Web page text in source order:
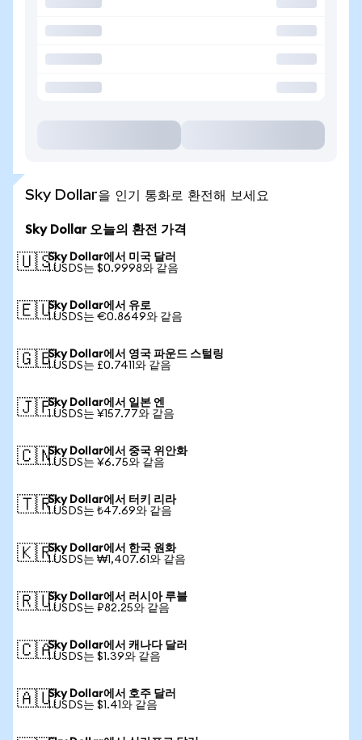
Sky Dollar을 인기 통화로 환전해 보세요
Sky Dollar 오늘의 환전 가격
🇺🇸Sky Dollar에서 미국 달러
1 USDS는 $0.9998와 같음
🇪🇺Sky Dollar에서 유로
1 USDS는 €0.8649와 같음
🇬🇧Sky Dollar에서 영국 파운드 스털링
1 USDS는 £0.7411와 같음
🇯🇵Sky Dollar에서 일본 엔
1 USDS는 ¥157.77와 같음
🇨🇳Sky Dollar에서 중국 위안화
1 USDS는 ¥6.75와 같음
🇹🇷Sky Dollar에서 터키 리라
1 USDS는 ₺47.69와 같음
🇰🇷Sky Dollar에서 한국 원화
1 USDS는 ₩1,407.61와 같음
🇷🇺Sky Dollar에서 러시아 루블
1 USDS는 ₽82.25와 같음
🇨🇦Sky Dollar에서 캐나다 달러
1 USDS는 $1.39와 같음
🇦🇺Sky Dollar에서 호주 달러
1 USDS는 $1.41와 같음